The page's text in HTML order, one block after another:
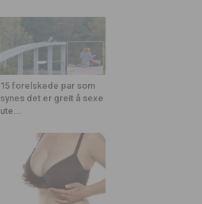
15 forelskede par som
synes det er greit å sexe
ute...